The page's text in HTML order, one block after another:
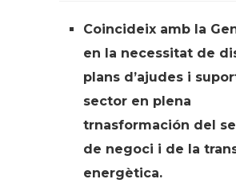
Coincideix amb la
en la necessitat de
plans d’ajudes i
sector en plena
trnasformación del
de negoci i de la
energètica.